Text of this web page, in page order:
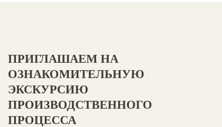
ПРИГЛАШАЕМ НА
ОЗНАКОМИТЕЛЬНУЮ
ЭКСКУРСИЮ
ПРОИЗВОДСТВЕННОГО
ПРОЦЕССА